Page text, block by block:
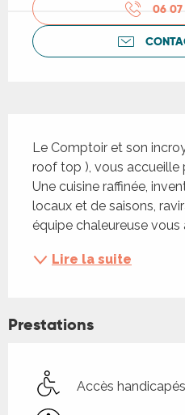
06
Le Comptoir et son
roof top ), vous accueille
Une cuisine raffinée,
locaux et de saisons,
équipe chaleureuse vous
Lire la suite
Prestations
Accès handicapés